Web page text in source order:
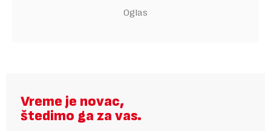
Vreme je novac,
štedimo ga za vas.